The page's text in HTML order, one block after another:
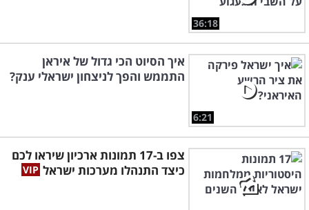
36:18
6:21
איך הסיוט הכי גדול של איראן
התממש והפך לניצחון ישראלי ענק?
צפו ב-17 תמונות ארכיון שיראו לכם
כיצד התנהלו מערכות ישראל